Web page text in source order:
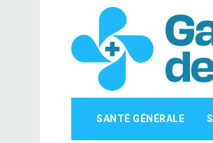
SANTÉ GÉNÉRALE